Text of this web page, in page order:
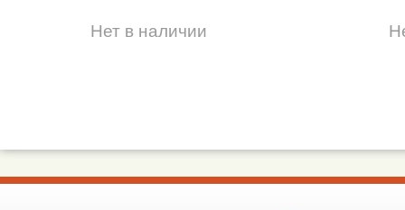
Нет в наличии